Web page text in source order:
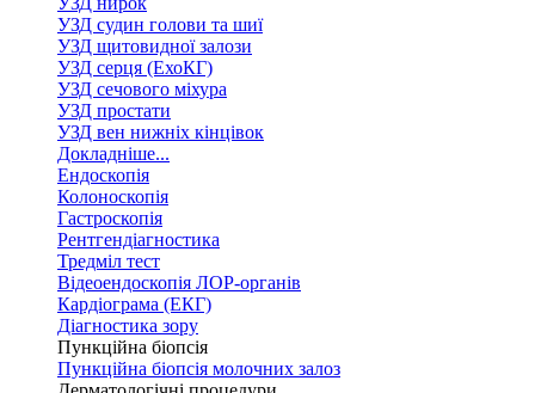
УЗД судин голови та шиї
УЗД щитовидної залози
УЗД серця (ЕхоКГ)
УЗД сечового міхура
УЗД простати
УЗД вен нижніх кінцівок
Докладніше...
Ендоскопія
Колоноскопія
Гастроскопія
Рентгендіагностика
Тредміл тест
Відеоендоскопія ЛОР-органів
Кардіограма (ЕКГ)
Діагностика зору
Пункційна біопсія
Пункційна біопсія молочних залоз